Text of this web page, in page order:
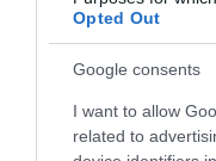
Opted Out
Google consents
I want to allow
related to